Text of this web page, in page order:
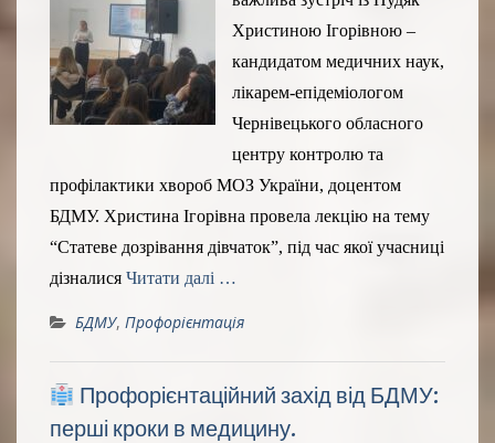
Христиною Ігорівною –
кандидатом медичних наук,
лікарем-епідеміологом
Чернівецького обласного
центру контролю та
профілактики хвороб МОЗ України, доцентом
БДМУ. Христина Ігорівна провела лекцію на тему
“Статеве дозрівання дівчаток”, під час якої учасниці
дізналися Читати далі …
БДМУ, Профорієнтація
Профорієнтаційний захід від БДМУ:
перші кроки в медицину.